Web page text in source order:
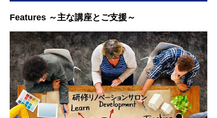
Features ～主な講座とご支援～